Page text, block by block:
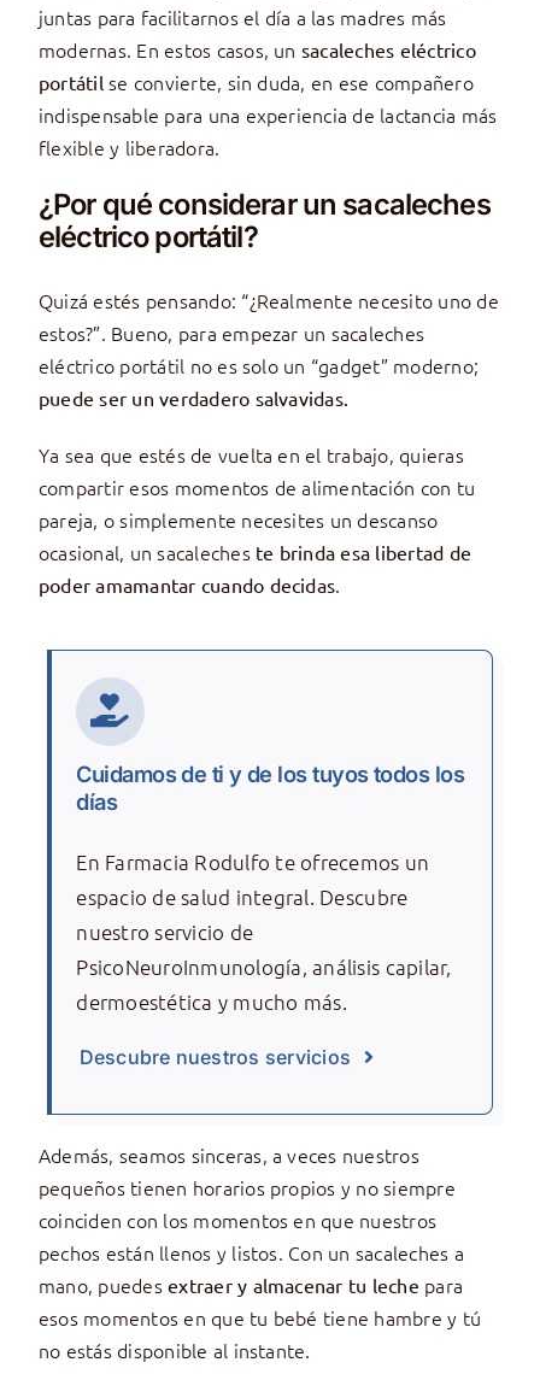
juntas para facilitarnos el día a las madres más
modernas. En estos casos, un sacaleches eléctrico
portátilse convierte, sin duda, en ese compañero
indispensable para una experiencia de lactancia más
flexible y liberadora.
¿Por qué considerar un sacaleches
eléctrico portátil?
Quizá estés pensando: “¿Realmente necesito uno de
estos?”. Bueno, para empezar un sacaleches
eléctrico portátil no es solo un “gadget” moderno;
puede ser un verdadero salvavidas.
Ya sea que estés de vuelta en el trabajo, quieras
compartir esos momentos de alimentación con tu
pareja, o simplemente necesites un descanso
ocasional, un sacaleches te brinda esa libertad de
poder amamantar cuando decidas.
Cuidamos de ti y de los tuyos todos los
días
En Farmacia Rodulfo te ofrecemos un
espacio de salud integral. Descubre
nuestro servicio de
PsicoNeuroInmunología, análisis capilar,
dermoestética y mucho más.
Descubre nuestros servicios
Además, seamos sinceras, a veces nuestros
pequeños tienen horarios propios y no siempre
coinciden con los momentos en que nuestros
pechos están llenos y listos. Con un sacaleches a
mano, puedesextraer y almacenar tu leche para
esos momentos en que tu bebé tiene hambre y tú
no estás disponible al instante.